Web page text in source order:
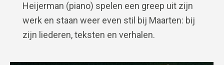
Heijerman (piano) spelen een greep uit zijn
werk en staan weer even stil bij Maarten: bij
zijn liederen, teksten en verhalen.